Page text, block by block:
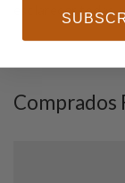
esclarecer todas
Comprados